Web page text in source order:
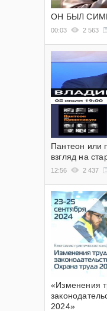
ОН БЫЛ
00:03 2 563
Пантеон или
взгляд на
12:56 2 437
«Изменения
2024»